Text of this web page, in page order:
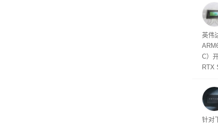
内
以利
并
在线
件是
软件
态
英伟
C）
RTX
将
的技
起
针对